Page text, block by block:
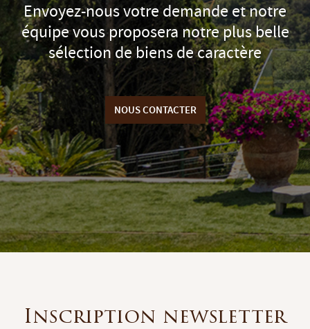
Envoyez-nous votre demande et notre
équipe vous proposera notre plus belle
sélection de biens de caractère
NOUS CONTACTER
Inscription newsletter